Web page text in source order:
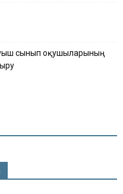
сынып оқушыларының